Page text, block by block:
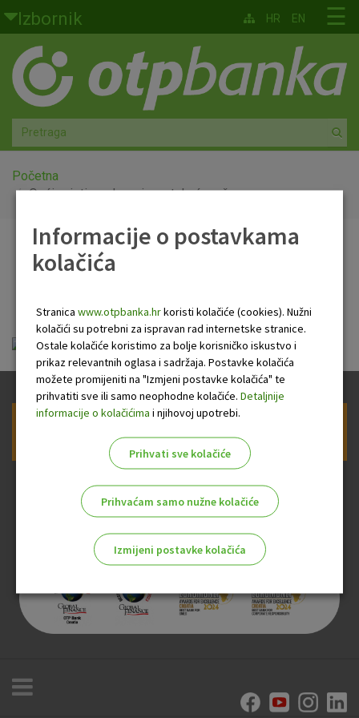
Skoči na glavni sadržaj
Izbornik
Građani
Privatno bankarstvo
Agro
Mala poduzeća i obrtnici
Globalna tržišta
O nama
☰
HR EN
Početna
Opći uvjeti poslovanja za tekuće račune
Opći uvjeti poslovanja za
ou-tekuci-racun.pdf
Informacije o postavkama
kolačića
Stranica www.otpbanka.hrkoristi kolačiće (cookies). Nužni
kolačići su potrebni za ispravan rad internetske stranice.
Ostale kolačiće koristimo za bolje korisničko iskustvo i
prikaz relevantnih oglasa i sadržaja. Postavke kolačića
možete promijeniti na "Izmjeni postavke kolačića" te
prihvatiti sve ili samo neophodne kolačiće. Detaljnije
informacije o kolačićima i njihovoj upotrebi.
Prihvati sve kolačiće
Prihvaćam samo nužne kolačiće
Izmijeni postavke kolačića
Nužni kolačići
Analitički kolačići